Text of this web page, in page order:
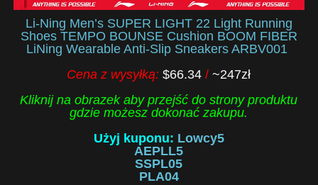
Li-Ning Men’s SUPER LIGHT 22 Light Running
Shoes TEMPO BOUNSE Cushion BOOM FIBER
LiNing Wearable Anti-Slip Sneakers ARBV001
Cena z wysyłką:$66.34/~247zł
Kliknij na obrazek aby przejść do strony produktu
gdzie możesz dokonać zakupu.
Użyj kuponu: Lowcy5
AEPLL5
SSPL05
PLA04